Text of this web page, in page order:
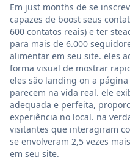
Em just months de se
capazes de boost seus
600 contatos reais) e ter
para mais de 6.000
alimentar em seu site. eles
forma visual de mostrar
eles são landing on a
parecem na vida real. ele
adequada e perfeita,
experiência no local. na
visitantes que interagiram
se envolveram 2,5 vezes
em seu site.